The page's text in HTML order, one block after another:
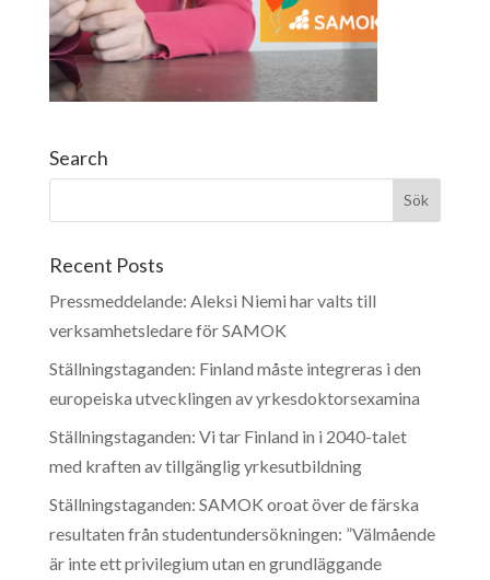
Search
Recent Posts
Pressmeddelande: Aleksi Niemi har valts till
verksamhetsledare för SAMOK
Ställningstaganden: Finland måste integreras i den
europeiska utvecklingen av yrkesdoktorsexamina
Ställningstaganden: Vi tar Finland in i 2040-talet
med kraften av tillgänglig yrkesutbildning
Ställningstaganden: SAMOK oroat över de färska
resultaten från studentundersökningen: ”Välmående
är inte ett privilegium utan en grundläggande